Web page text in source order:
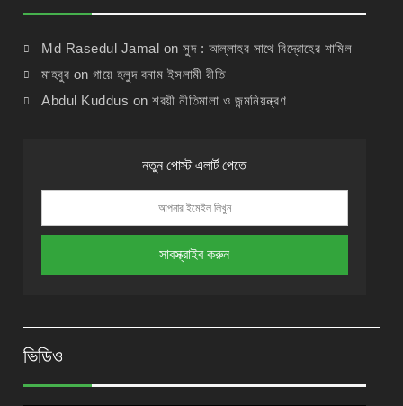
Md Rasedul Jamal onসুদ : আল্লাহর সাথে বিদ্রোহের শামিল
মাহবুব onগায়ে হলুদ বনাম ইসলামী রীতি
Abdul Kuddus onশরয়ী নীতিমালা ও জন্মনিয়ন্ত্রণ
নতুন পোস্ট এলার্ট পেতে
ভিডিও